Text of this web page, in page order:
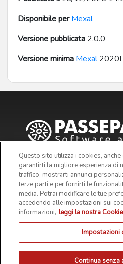
Disponibile per Mexal
Versione pubblicata 2.0.0
Versione minima Mexal2020I
© 2019 Passepartout s.p.a. - c/o
Sessanta 99, 47891 Dogana
Operatore Economico SM03473 -
del 6 agosto 2010 - Iscrizione
Questo sito utilizza i cookies,
garantirti la migliore esperienza di
traffico, mostrarti annunci
terze parti e per fornirti le
media. Potrai modificare le tue
accedendo alle impostazioni sui
informazioni, leggi la nostra
Impostazioni
Continua senza